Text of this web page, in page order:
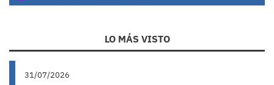
LO MÁS VISTO
31/07/2026